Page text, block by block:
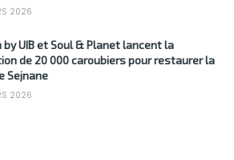
2026
by UIB et Soul & Planet lancent la
de 20 000 caroubiers pour restaurer la
Sejnane
2026